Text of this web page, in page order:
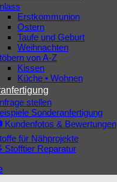
Erstkommunion
Ostern
Taufe und Geburt
Weihnachten
von A-Z
Kissen
Küche • Wohnen
stellen
Sonderanfertigung
Kundenfotos & Bewertungen
für Nähprojekte
Stofftier Reparatur